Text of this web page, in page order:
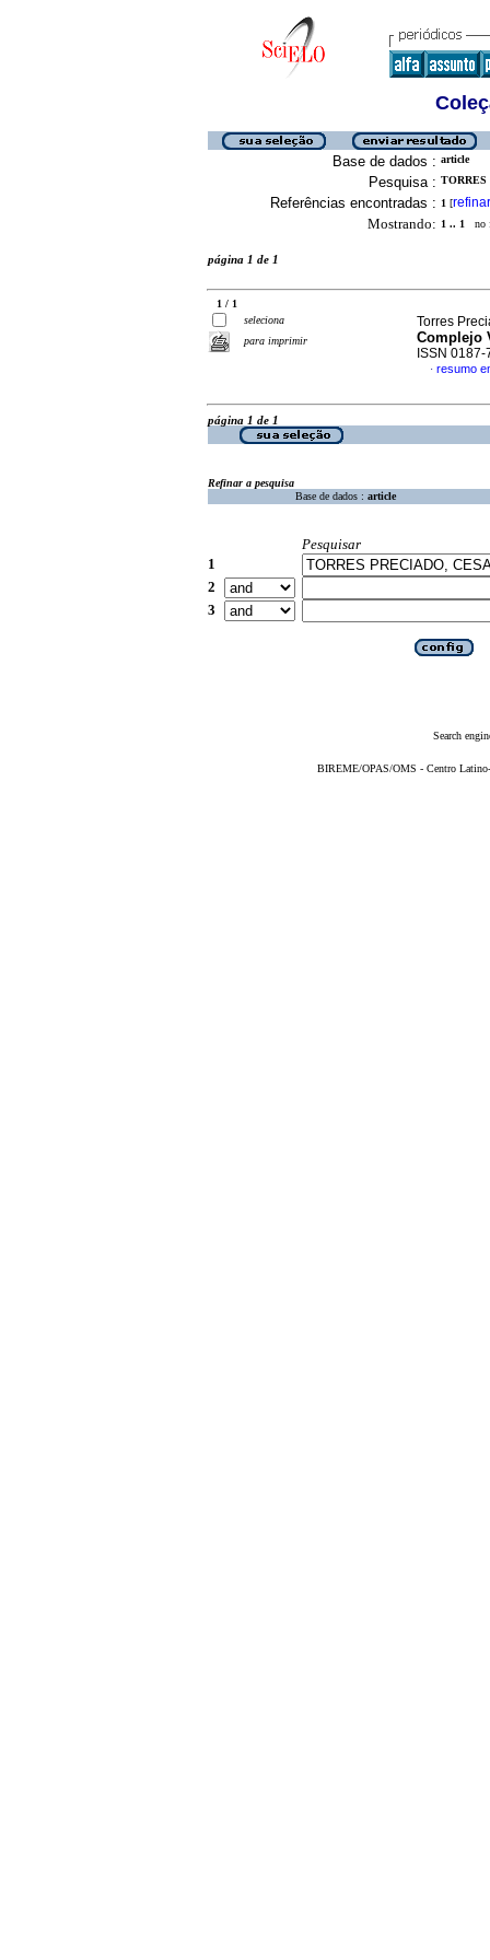
Base de dados : article
Pesquisa : TORRES
Referências encontradas : 1 [refinar
Mostrando: 1 .. 1 no
página 1 de 1
1 / 1
seleciona
para imprimir
Torres
Complejo
ISSN 0187-
· resumo
página 1 de 1
Refinar a pesquisa
Base de dados : article
Pesquisar
1
2
3
Search
BIREME/OPAS/OMS - Centro Latino-